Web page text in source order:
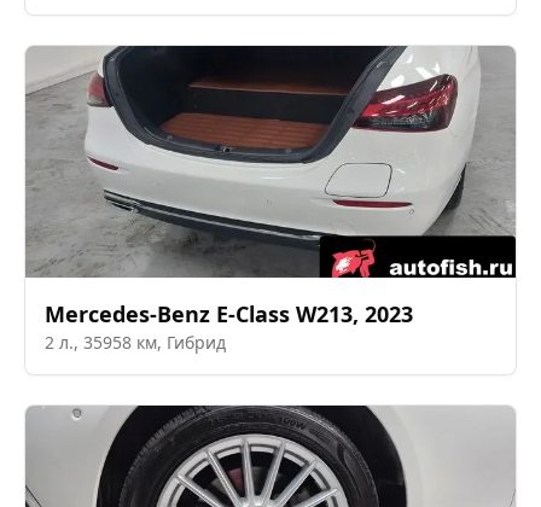
Mercedes-Benz E-Class W213, 2023
2 л., 35958 км, Гибрид